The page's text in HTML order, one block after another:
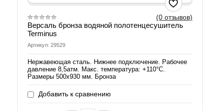
(0 отзывов)
Версаль бронза водяной полотенцесушитель
Terminus
Артикул: 29529
Нержавеющая сталь. Нижнее подключение. Рабочее
давление 8,5атм. Макс. температура: +110°C.
Размеры 500х930 мм. Бронза
Добавить к сравнению